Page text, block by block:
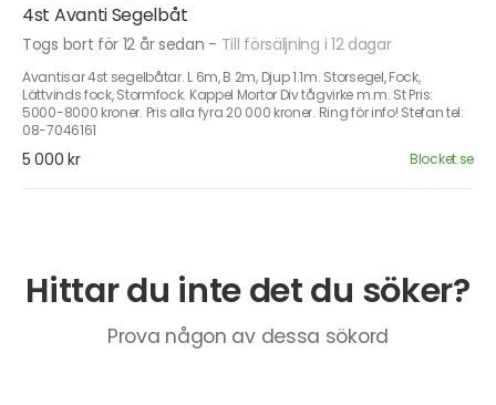
4st Avanti Segelbåt
Togs bort för 12 år sedan - Till försäljning i 12 dagar
Avantisar 4st segelbåtar. L 6m, B 2m, Djup 1.1m. Storsegel, Fock,
Lättvinds fock, Stormfock. Kappel Mortor Div tågvirke m.m. St Pris:
5000-8000 kroner. Pris alla fyra 20 000 kroner. Ring för info! Stefan tel:
08-7046161
5 000 kr Blocket.se
Hittar du inte det du söker?
Prova någon av dessa sökord